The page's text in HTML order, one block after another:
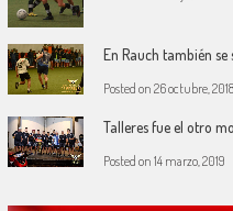
En Rauch también
Posted on 26 octubre, 2018
Talleres fue el otro
Posted on 14 marzo, 2019